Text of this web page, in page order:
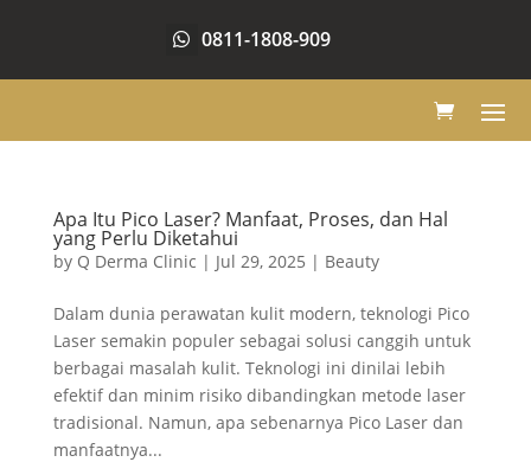
0811-1808-909
Apa Itu Pico Laser? Manfaat, Proses, dan Hal
yang Perlu Diketahui
by Q Derma Clinic | Jul 29, 2025 | Beauty
Dalam dunia perawatan kulit modern, teknologi Pico
Laser semakin populer sebagai solusi canggih untuk
berbagai masalah kulit. Teknologi ini dinilai lebih
efektif dan minim risiko dibandingkan metode laser
tradisional. Namun, apa sebenarnya Pico Laser dan
manfaatnya...